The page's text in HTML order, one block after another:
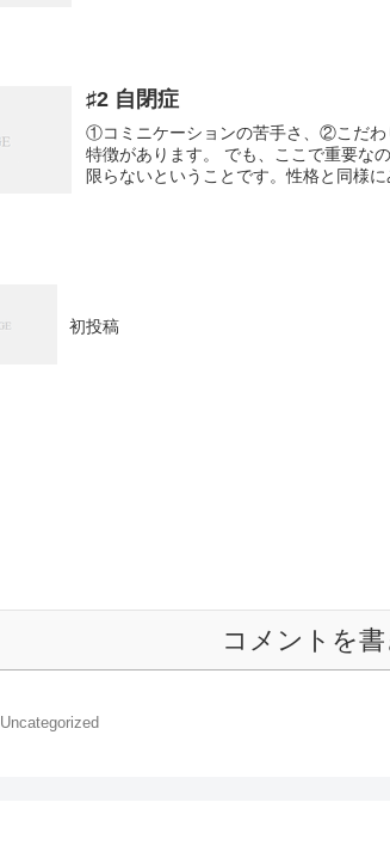
♯2 自閉症
①コミニケーションの苦手さ、②こだ
特徴があります。 でも、ここで重要
限らないということです。性格と同様
初投稿
コメントを
Uncategorized